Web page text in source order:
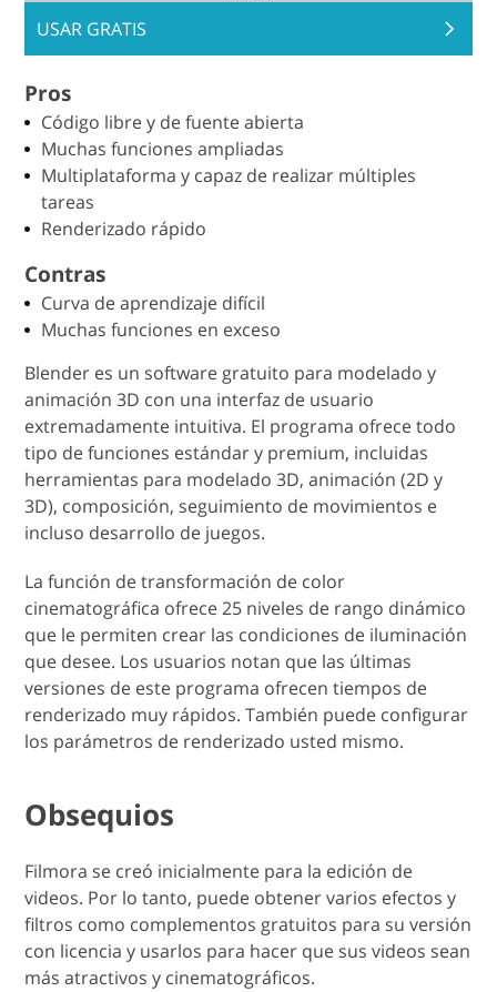
USAR GRATIS
Pros
Código libre y de fuente abierta
Muchas funciones ampliadas
Multiplataforma y capaz de realizar múltiples
tareas
Renderizado rápido
Contras
Curva de aprendizaje difícil
Muchas funciones en exceso
Blender es un software gratuito para modelado y
animación 3D con una interfaz de usuario
extremadamente intuitiva. El programa ofrece todo
tipo de funciones estándar y premium, incluidas
herramientas para modelado 3D, animación (2D y
3D), composición, seguimiento de movimientos e
incluso desarrollo de juegos.
La función de transformación de color
cinematográfica ofrece 25 niveles de rango dinámico
que le permiten crear las condiciones de iluminación
que desee. Los usuarios notan que las últimas
versiones de este programa ofrecen tiempos de
renderizado muy rápidos. También puede configurar
los parámetros de renderizado usted mismo.
Obsequios
Filmora se creó inicialmente para la edición de
videos. Por lo tanto, puede obtener varios efectos y
filtros como complementos gratuitos para su versión
con licencia y usarlos para hacer que sus videos sean
más atractivos y cinematográficos.